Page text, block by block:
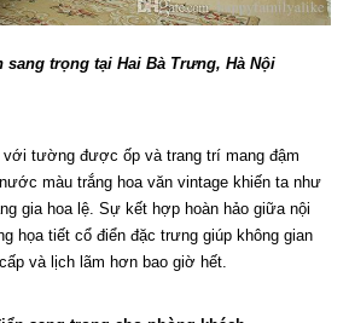
sang trọng tại Hai Bà Trưng, Hà Nội
với tường được ốp và trang trí mang đậm
màu trắng hoa văn vintage khiến ta như
gia hoa lệ. Sự kết hợp hoàn hảo giữa nội
họa tiết cổ điển đặc trưng giúp không gian
và lịch lãm hơn bao giờ hết.